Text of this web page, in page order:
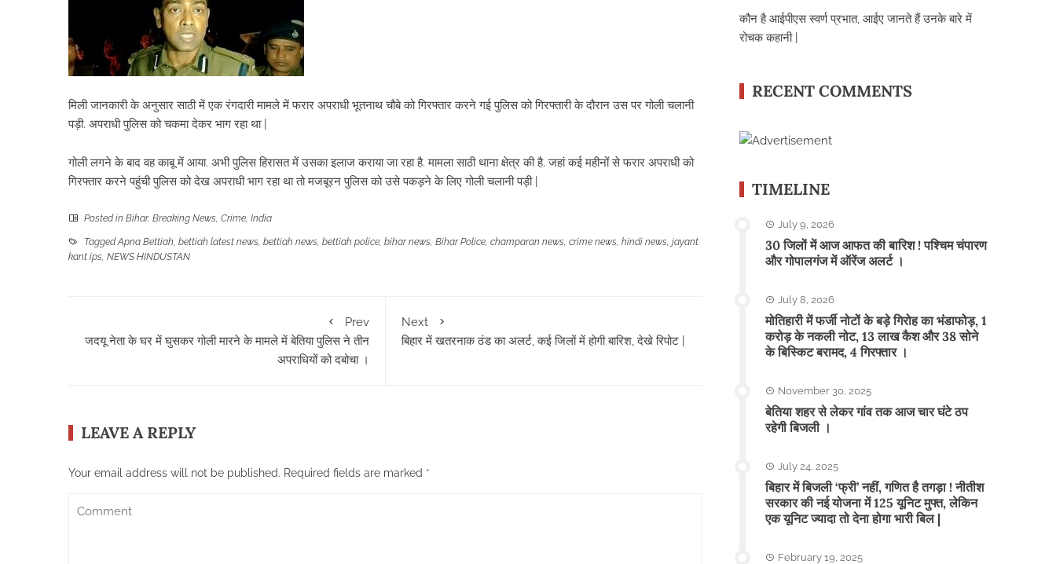
मिली जानकारी के अनुसार साठी में एक रंगदारी मामले में फरार अपराधी भूतनाथ चौबे को गिरफ्तार करने गई पुलिस को गिरफ्तारी के दौरान उस पर गोली चलानी
पड़ी. अपराधी पुलिस को चकमा देकर भाग रहा था |
गोली लगने के बाद वह काबू में आया. अभी पुलिस हिरासत में उसका इलाज कराया जा रहा है. मामला साठी थाना क्षेत्र की है. जहां कई महीनों से फरार अपराधी को
गिरफ्तार करने पहुंची पुलिस को देख अपराधी भाग रहा था तो मजबूरन पुलिस को उसे पकड़ने के लिए गोली चलानी पड़ी |
Posted in Bihar, Breaking News, Crime, India
TaggedApna Bettiah, bettiah latest news, bettiah news, bettiah police, bihar news, Bihar Police, champaran news, crime news, hindi news, jayant
kant ips, NEWS HINDUSTAN
Prev
जदयू नेता के घर में घुसकर गोली मारने के मामले में बेतिया पुलिस ने तीन
अपराधियों को दबोचा ।
Next
बिहार में खतरनाक ठंड का अलर्ट, कई जिलों में होगी बारिश, देखे रिपोट |
LEAVE A REPLY
Your email address will not be published. Required fields are marked *
कौन है आईपीएस स्वर्ण प्रभात, आईए जानते हैं उनके बारे में
रोचक कहानी |
RECENT COMMENTS
TIMELINE
July 9, 2026
30 जिलों में आज आफत की बारिश ! पश्चिम चंपारण
और गोपालगंज में ऑरेंज अलर्ट ।
July 8, 2026
मोतिहारी में फर्जी नोटों के बड़े गिरोह का भंडाफोड़, 1
करोड़ के नकली नोट, 13 लाख कैश और 38 सोने
के बिस्किट बरामद, 4 गिरफ्तार ।
November 30, 2025
बेतिया शहर से लेकर गांव तक आज चार घंटे ठप
रहेगी बिजली ।
July 24, 2025
बिहार में बिजली ‘फ्री’ नहीं, गणित है तगड़ा ! नीतीश
सरकार की नई योजना में 125 यूनिट मुफ्त, लेकिन
एक यूनिट ज्यादा तो देना होगा भारी बिल |
February 19, 2025